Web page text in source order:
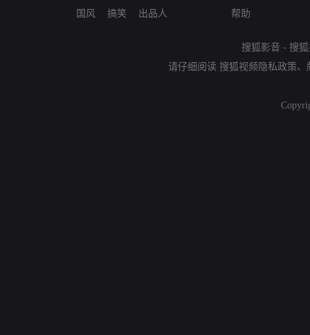
国风
搞笑
出品人
帮助
搜狐影音 - 搜
请仔细阅读 搜狐视频隐私政策、